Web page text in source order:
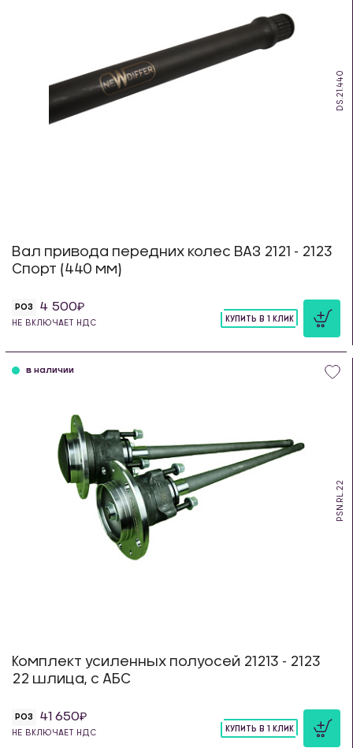
DS.21.440
Вал привода передних колес ВАЗ 2121 - 2123
Спорт (440 мм)
РОЗ 4 500
НЕ ВКЛЮЧАЕТ НДС
КУПИТЬ В 1 КЛИК
PSN.RL.22
в наличии
Комплект усиленных полуосей 21213 - 2123
22 шлица, с АБС
РОЗ 41 650
НЕ ВКЛЮЧАЕТ НДС
КУПИТЬ В 1 КЛИК